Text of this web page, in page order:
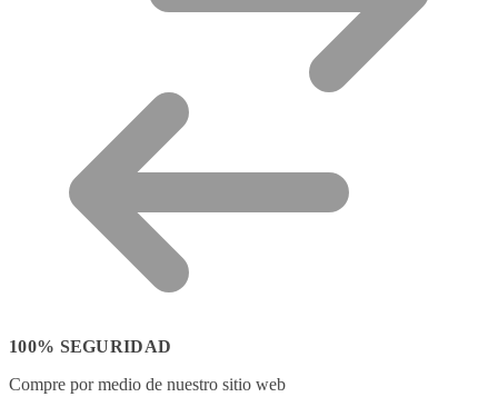
100% SEGURIDAD
Compre por medio de nuestro sitio web